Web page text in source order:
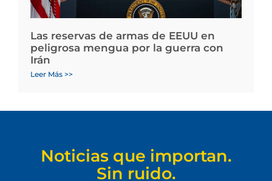
Las reservas de armas de EEUU en
peligrosa mengua por la guerra con
Irán
Leer Más >>
Noticias que importan.
Sin ruido.